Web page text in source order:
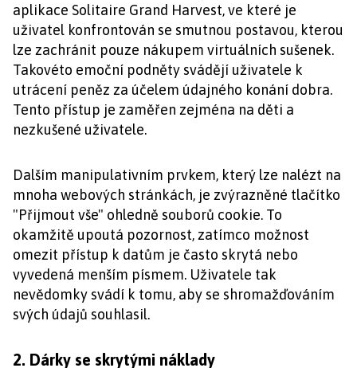
aplikace Solitaire Grand Harvest, ve které je
uživatel konfrontován se smutnou postavou, kterou
lze zachránit pouze nákupem virtuálních sušenek.
Takovéto emoční podněty svádějí uživatele k
utrácení peněz za účelem údajného konání dobra.
Tento přístup je zaměřen zejména na děti a
nezkušené uživatele.
Dalším manipulativním prvkem, který lze nalézt na
mnoha webových stránkách, je zvýrazněné tlačítko
"Přijmout vše" ohledně souborů cookie. To
okamžitě upoutá pozornost, zatímco možnost
omezit přístup k datům je často skrytá nebo
vyvedená menším písmem. Uživatele tak
nevědomky svádí k tomu, aby se shromažďováním
svých údajů souhlasil.
2. Dárky se skrytými náklady